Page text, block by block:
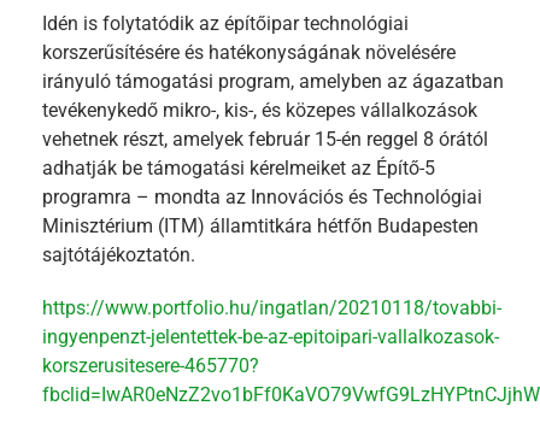
Idén is folytatódik az építőipar technológiai
korszerűsítésére és hatékonyságának növelésére
irányuló támogatási program, amelyben az ágazatban
tevékenykedő mikro-, kis-, és közepes vállalkozások
vehetnek részt, amelyek február 15-én reggel 8 órától
adhatják be támogatási kérelmeiket az Építő-5
programra – mondta az Innovációs és Technológiai
Minisztérium (ITM) államtitkára hétfőn Budapesten
sajtótájékoztatón.
https://www.portfolio.hu/ingatlan/20210118/tovabbi-
ingyenpenzt-jelentettek-be-az-epitoipari-vallalkozasok-
korszerusitesere-465770?